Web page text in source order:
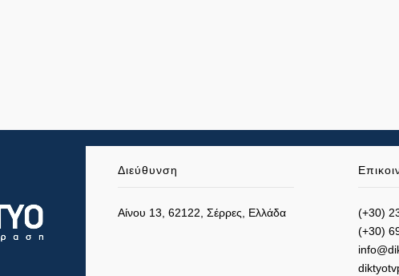
Διεύθυνση
Αίνου 13, 62122, Σέρρες, Ελλάδα
(+30)
(+30)